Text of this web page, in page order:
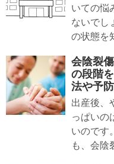
いての悩
ないでし
の状態を
会陰裂
の段階
法や予
出産後、
っぱいの
いのです
も、会陰